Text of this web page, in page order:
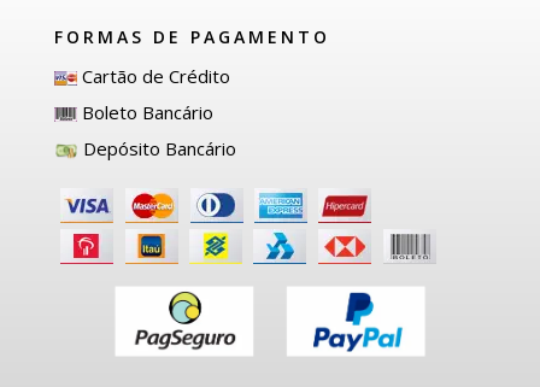
FORMAS DE PAGAMENTO
Cartão de Crédito
Boleto Bancário
Depósito Bancário